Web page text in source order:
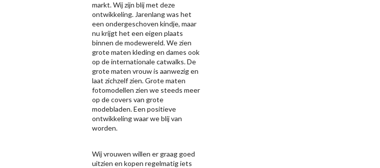
markt. Wij zijn blij met deze
ontwikkeling. Jarenlang was het
een ondergeschoven kindje, maar
nu krijgt het een eigen plaats
binnen de modewereld. We zien
grote maten kleding en dames ook
op de internationale catwalks. De
grote maten vrouw is aanwezig en
laat zichzelf zien. Grote maten
fotomodellen zien we steeds meer
op de covers van grote
modebladen. Een positieve
ontwikkeling waar we blij van
worden.
Wij vrouwen willen er graag goed
uitzien en kopen regelmatig iets